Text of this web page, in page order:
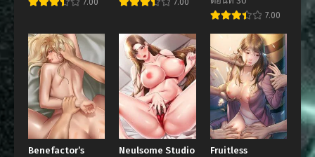
7.00 7.00
7.00
Benefactor’s
Neulsome Studio Fruitless